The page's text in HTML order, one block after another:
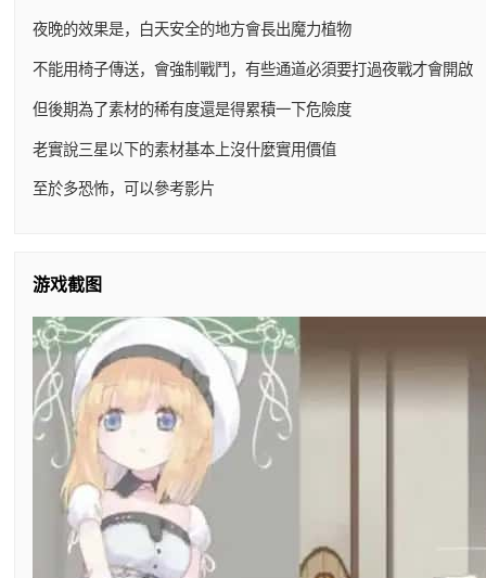
夜晚的效果是，白天安全的地方會長出魔力植物
不能用椅子傳送，會強制戰鬥，有些通道必須要打過夜戰才會開啟
但後期為了素材的稀有度還是得累積一下危險度
老實說三星以下的素材基本上沒什麼實用價值
至於多恐怖，可以參考影片
游戏截图